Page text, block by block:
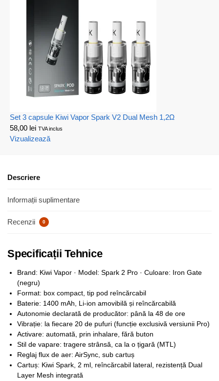
Set 3 capsule Kiwi Vapor Spark V2 Dual Mesh 1,2Ω
58,00 lei TVA inclus
Vizualizează
Descriere
Informații suplimentare
Recenzii 0
Specificații Tehnice
Brand: Kiwi Vapor · Model: Spark 2 Pro · Culoare: Iron Gate
(negru)
Format: box compact, tip pod reîncărcabil
Baterie: 1400 mAh, Li-ion amovibilă și reîncărcabilă
Autonomie declarată de producător: până la 48 de ore
Vibrație: la fiecare 20 de pufuri (funcție exclusivă versiunii Pro)
Activare: automată, prin inhalare, fără buton
Stil de vapare: tragere strânsă, ca la o țigară (MTL)
Reglaj flux de aer: AirSync, sub cartuș
Cartuș: Kiwi Spark, 2 ml, reîncărcabil lateral, rezistență Dual
Layer Mesh integrată